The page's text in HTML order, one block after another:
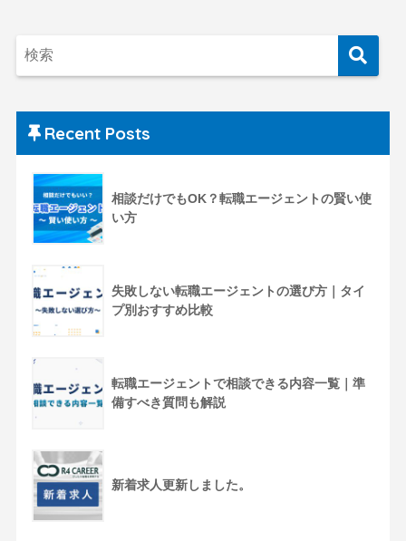
Recent Posts
相談だけでもOK？転職エージェントの賢い使
い方
失敗しない転職エージェントの選び方｜タイ
プ別おすすめ比較
転職エージェントで相談できる内容一覧｜準
備すべき質問も解説
新着求人更新しました。